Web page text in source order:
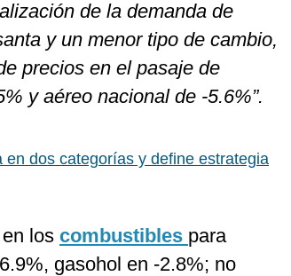
de la demanda de
y un menor tipo de cambio,
precios en el pasaje de
y aéreo nacional de -5.6%”.
en dos categorías y define estrategia
los combustibles para
gasohol en -2.8%; no